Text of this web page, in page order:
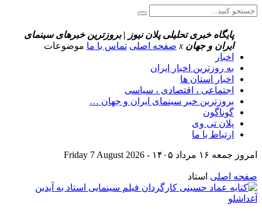
پایگاه خبری تحلیلی پلان نیوز | بروزترین خبرهای سینمای
ایران و جهان x صفحه اصلی تماس با ما موضوعات
اخبار
به روزترین اخبار ایران
اخبار استان ها
اجتماعی ، اقتصادی ، سیاسی
بروزترین خبر سینمای ایران و جهان …
گوناگون
پلان تی وی
ارتباط با ما
امروز جمعه ۱۶ مرداد ۱۴۰۵ - Friday 7 August 2026
صفحه اصلی استاد